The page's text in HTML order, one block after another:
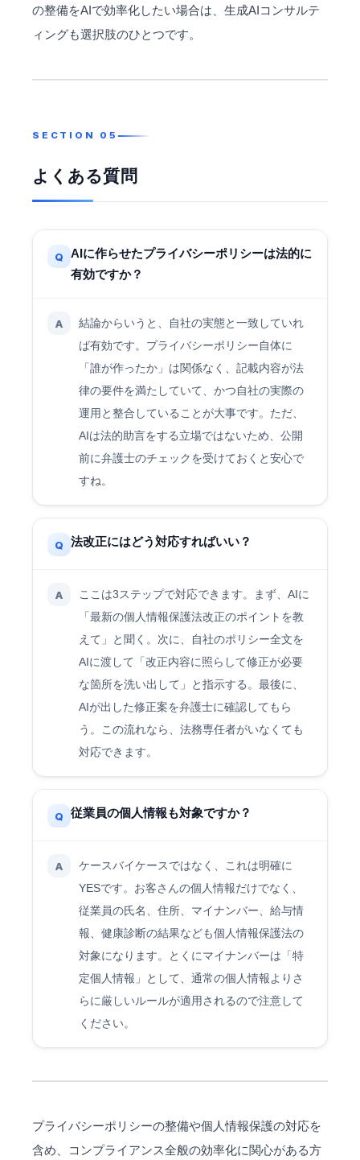
の整備をAIで効率化したい場合は、 生成AIコンサルテ
ィングも選択肢のひとつです。
よくある質問
Q
AIに作らせたプライバシーポリシーは法的に
有効ですか？
A
結論からいうと、自社の実態と一致していれ
ば有効です。プライバシーポリシー自体に
「誰が作ったか」は関係なく、記載内容が法
律の要件を満たしていて、かつ自社の実際の
運用と整合していることが大事です。ただ、
AIは法的助言をする立場ではないため、公開
前に弁護士のチェックを受けておくと安心で
すね。
Q 法改正にはどう対応すればいい？
A
ここは3ステップで対応できます。まず、AIに
「最新の個人情報保護法改正のポイントを教
えて」と聞く。次に、自社のポリシー全文を
AIに渡して「改正内容に照らして修正が必要
な箇所を洗い出して」と指示する。最後に、
AIが出した修正案を弁護士に確認してもら
う。この流れなら、法務専任者がいなくても
対応できます。
Q 従業員の個人情報も対象ですか？
A
ケースバイケースではなく、これは明確に
YESです。お客さんの個人情報だけでなく、
従業員の氏名、住所、マイナンバー、給与情
報、健康診断の結果なども個人情報保護法の
対象になります。とくにマイナンバーは「特
定個人情報」として、通常の個人情報よりさ
らに厳しいルールが適用されるので注意して
ください。
プライバシーポリシーの整備や個人情報保護の対応を
含め、コンプライアンス全般の効率化に関心がある方